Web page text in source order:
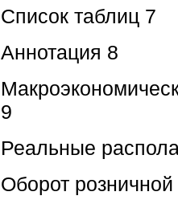
Список таблиц 7
Аннотация 8
9
Реальные
Оборот розничной